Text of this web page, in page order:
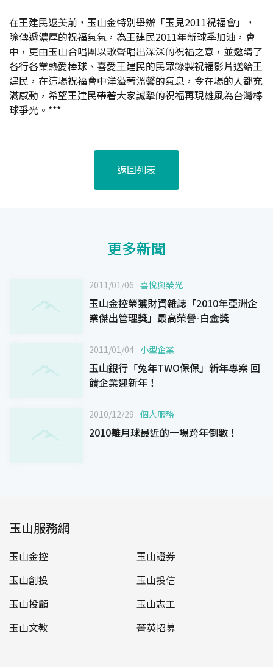
在王建民返美前，玉山金特別舉辦「玉見2011祝福會」，
除傳遞濃厚的祝福氣氛，為王建民2011年新球季加油，會
中，更由玉山合唱團以歌聲唱出深深的祝福之意，並邀請了
各行各業熱愛棒球、喜愛王建民的民眾錄製祝福影片送給王
建民，在這場祝福會中洋溢著溫馨的氣息，令在場的人都充
滿感動，希望王建民帶著大家誠摯的祝福再現雄風為台灣棒
球爭光。***
返回列表
更多新聞
2011/01/06 喜悅與榮光
玉山金控榮獲財資雜誌「2010年亞洲企
業傑出管理獎」最高榮譽-白金獎
2011/01/04 小型企業
玉山銀行「兔年TWO保保」新年專案 回
饋企業迎新年！
2010/12/29 個人服務
2010離月球最近的一場跨年倒數！
玉山服務網
玉山金控
玉山證券
玉山創投
玉山投信
玉山投顧
玉山志工
玉山文教
菁英招募